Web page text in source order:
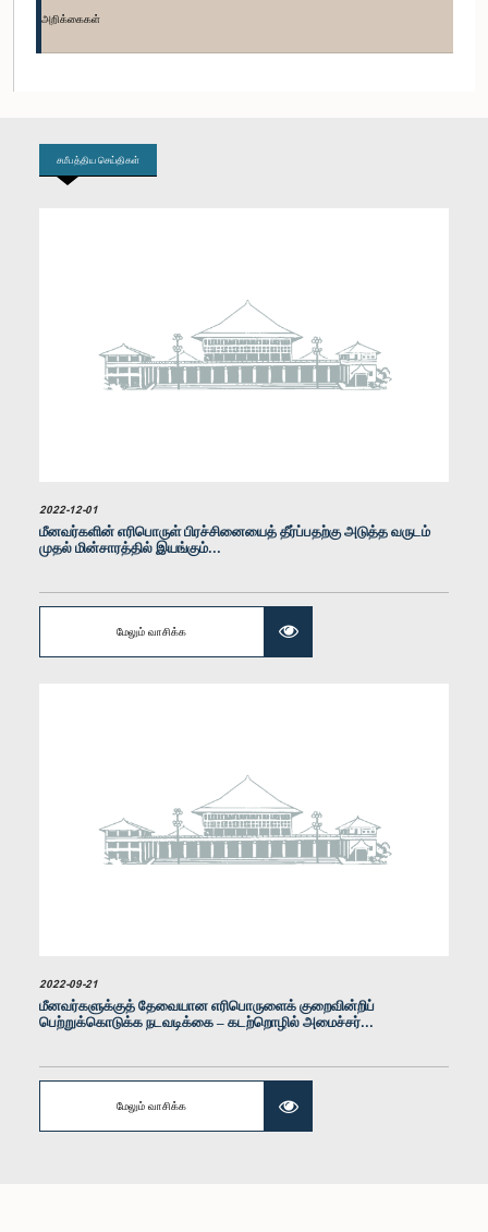
உறுப்பினர்
அறிக்கைகள்
சமீபத்திய செய்திகள்
2022-12-01
மீனவர்களின் எரிபொருள் பிரச்சினையைத் தீர்ப்பதற்கு அடுத்த வருடம்
முதல் மின்சாரத்தில் இயங்கும்...
மேலும் வாசிக்க
2022-09-21
மீனவர்களுக்குத் தேவையான எரிபொருளைக் குறைவின்றிப்
பெற்றுக்கொடுக்க நடவடிக்கை – கடற்றொழில் அமைச்சர்...
மேலும் வாசிக்க